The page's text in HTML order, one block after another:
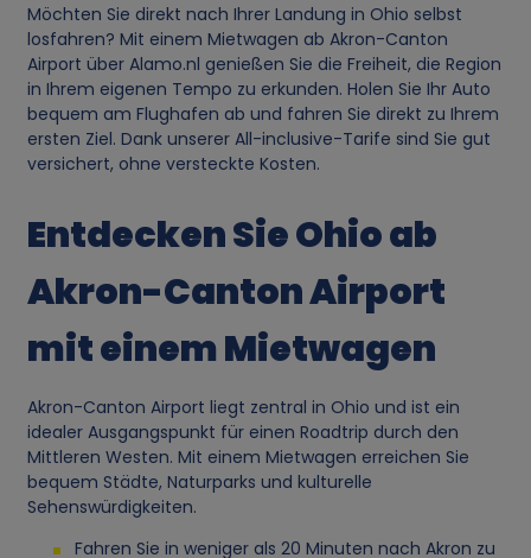
Möchten Sie direkt nach Ihrer Landung in Ohio selbst
losfahren? Mit einem Mietwagen ab Akron-Canton
Airport über Alamo.nl genießen Sie die Freiheit, die Region
in Ihrem eigenen Tempo zu erkunden. Holen Sie Ihr Auto
bequem am Flughafen ab und fahren Sie direkt zu Ihrem
ersten Ziel. Dank unserer All-inclusive-Tarife sind Sie gut
versichert, ohne versteckte Kosten.
Entdecken Sie Ohio ab
Akron-Canton Airport
mit einem Mietwagen
Akron-Canton Airport liegt zentral in Ohio und ist ein
idealer Ausgangspunkt für einen Roadtrip durch den
Mittleren Westen. Mit einem Mietwagen erreichen Sie
bequem Städte, Naturparks und kulturelle
Sehenswürdigkeiten.
Fahren Sie in weniger als 20 Minuten nach Akron zu